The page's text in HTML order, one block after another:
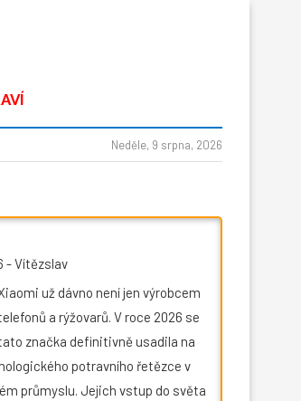
Neděle, 9 srpna, 2026
-Vítězslav
už dávno není jen výrobcem
a rýžovarů. V roce 2026 se
značka definitivně usadila na
potravního řetězce v
průmyslu. Jejich vstup do světa